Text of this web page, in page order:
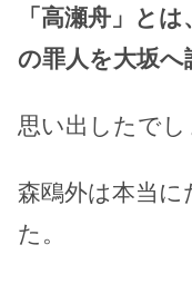
「高瀬舟」と
の罪人を大坂へ
思い出したでし
森鴎外は本当に
た。